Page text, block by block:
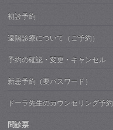
初診予約
遠隔診療について（ご予約）
予約の確認・変更・キャンセル
新患予約（要パスワード）
ドーラ先生のカウンセリング予約
問診票